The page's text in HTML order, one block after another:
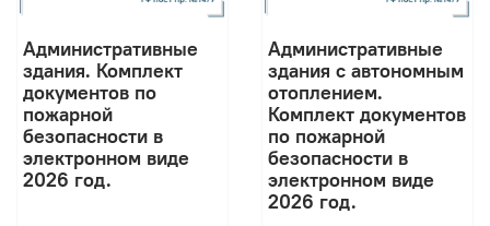
Административные
здания. Комплект
документов по
пожарной
безопасности в
электронном виде
2026 год.
Административные
здания с автономным
отоплением.
Комплект документов
по пожарной
безопасности в
электронном виде
2026 год.